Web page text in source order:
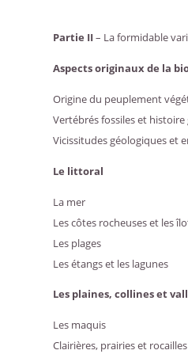
Partie II– La formidable
Aspects originaux de la
Origine du peuplement
Vertébrés fossiles et
Vicissitudes géologiques et
Le littoral
La mer
Les côtes rocheuses et les
Les plages
Les étangs et les lagunes
Les plaines, collines et
Les maquis
Clairières, prairies et rocailles